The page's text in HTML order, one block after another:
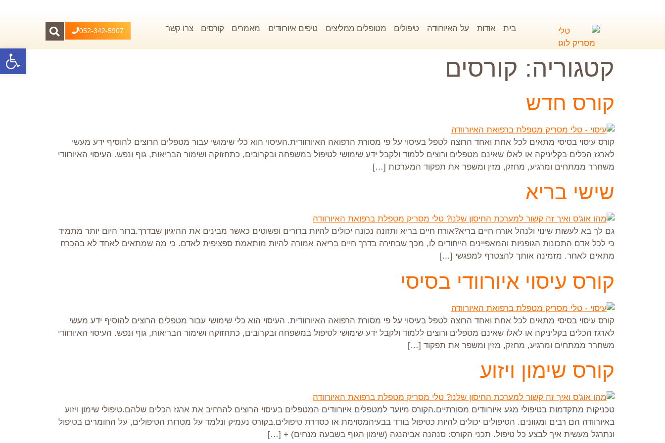
פתח
בית אודות על האיורוודה טיפולים מטופלים ממליצים טיפים איורוודים מאמרים קורסים צרו קשר 052-342-5907
קטגוריה: קורסים
קורס חדש
קורס עיסוי בסיסי מתאים לכל אחת ואחד הרוצה לטפל בעיסוי על פי מסורת הרפואה האיורוודית.העיסוי הוא כלי שימושי עבור מטפלים הרוצים להוסיף ידע מעשי
לארגז הכלים בקליניקה או לאלו שאינם מטפלים ורוצים ללמוד ולקבל ידע שימושי לטיפול במשפחה ובקרובים, כתחזוקה ושימור הבריאות, גוף ונפש. העיסוי האיורוודי
משחרר ממתחים ומרגיע, מחזק, מזין ומשפר את תפקוד המערכות […]
שישי בריא
גם לך בא לעשות שינוי ולנהל אורח חיים בריא?אורח חיים בריא ותזונה נכונה יכולים להיות ברורים ופשוטים כאשר מבינים את ההיגיון שבדרך.ברור היום יותר מתמיד
כי לכל אדם התכונות הגופניות והמאפיינים הייחודים לו, מכך שבחירה בדרך חיים בריאה אמורה להיות מותאמת ספציפית לאדם. כי מה שמתאים לאחד לא בהכרח
מתאים לאחר. מזמינה אותך להצטרף למפגשי […]
קורס עיסוי איורוודי בסיסי
קורס עיסוי בסיסי מתאים לכל אחת ואחד הרוצה לטפל בעיסוי על פי מסורת הרפואה האיורוודית. העיסוי הוא כלי שימושי עבור מטפלים הרוצים להוסיף ידע מעשי
לארגז הכלים בקליניקה או לאלו שאינם מטפלים ורוצים ללמוד ולקבל ידע שימושי לטיפול במשפחה ובקרובים, כתחזוקה ושימור הבריאות, גוף ונפש. העיסוי האיורוודי
משחרר ממתחים ומרגיע, מחזק, מזין ומשפר את תפקוד […]
קורס שימון ויזוע
טכניקות מתקדמות בטיפולי מגע איורוודים מסורתיים.הקורס מיועד למטפלים איורוודים המטפלים בעיסוי הרוצים להרחיב את ארגז הכלים שלהם.טיפולי שימון ויזוע
באיורוודה הם רבים ומגוונים. הטיפולים יכולים להיות כטיפול בודד בבעיהמסוימת או כסדרת טיפולים.בקורס נעמיק ונלמד על מטרות הטיפולים, על החומרים בטיפול
ונתרגל מעשית איך לבצע כל טיפול. תכני הקורס: סנהנה אביהנגה (שימון הגוף בשבעה מנחים) + […]